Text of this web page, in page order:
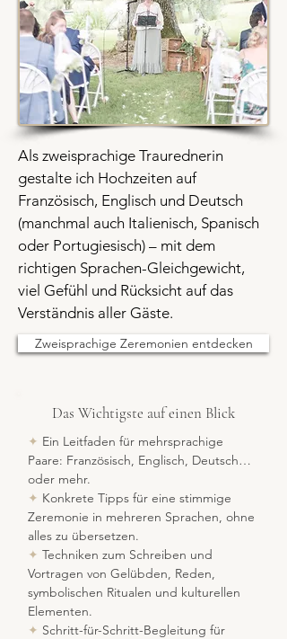
Als zweisprachige Traurednerin
gestalte ich Hochzeiten auf
Französisch, Englisch und Deutsch
(manchmal auch Italienisch, Spanisch
oder Portugiesisch) – mit dem
richtigen Sprachen-Gleichgewicht,
viel Gefühl und Rücksicht auf das
Verständnis aller Gäste.
Zweisprachige Zeremonien entdecken
Das Wichtigste auf einen Blick
✦ Ein Leitfaden für mehrsprachige
Paare: Französisch, Englisch, Deutsch…
oder mehr.
✦ Konkrete Tipps für eine stimmige
Zeremonie in mehreren Sprachen, ohne
alles zu übersetzen.
✦ Techniken zum Schreiben und
Vortragen von Gelübden, Reden,
symbolischen Ritualen und kulturellen
Elementen.
✦ Schritt-für-Schritt-Begleitung für